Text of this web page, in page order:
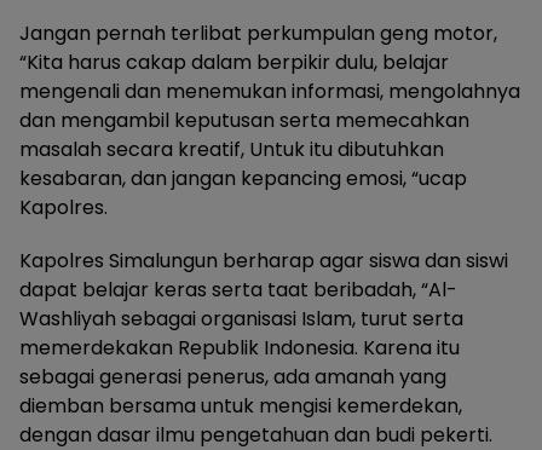
Jangan pernah terlibat perkumpulan geng motor,
“Kita harus cakap dalam berpikir dulu, belajar
mengenali dan menemukan informasi, mengolahnya
dan mengambil keputusan serta memecahkan
masalah secara kreatif, Untuk itu dibutuhkan
kesabaran, dan jangan kepancing emosi, “ucap
Kapolres.
Kapolres Simalungun berharap agar siswa dan siswi
dapat belajar keras serta taat beribadah, “Al-
Washliyah sebagai organisasi Islam, turut serta
memerdekakan Republik Indonesia. Karena itu
sebagai generasi penerus, ada amanah yang
diemban bersama untuk mengisi kemerdekan,
dengan dasar ilmu pengetahuan dan budi pekerti.